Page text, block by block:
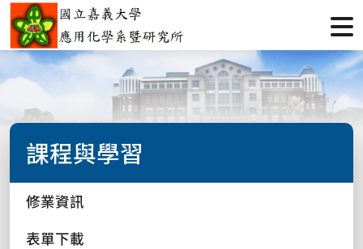
課程與學習
修業資訊
表單下載